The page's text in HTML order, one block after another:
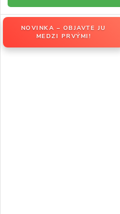
NOVINKA – OBJAVTE JU
MEDZI PRVÝMI!